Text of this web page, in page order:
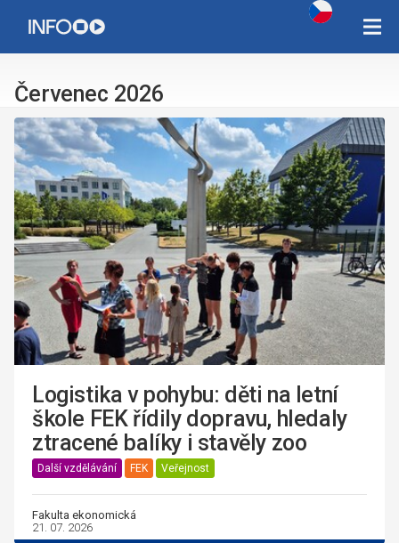
Červenec 2026
Logistika v pohybu: děti na letní
škole FEK řídily dopravu, hledaly
ztracené balíky i stavěly zoo
Další vzdělávání FEK Veřejnost
Fakulta ekonomická
21. 07. 2026
Copyright Západočeská univerzita v Plzni 2015 - 2026,